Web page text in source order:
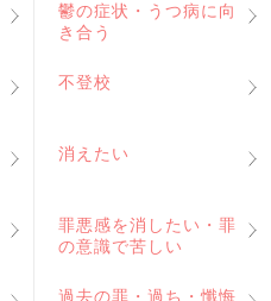
鬱の症状・うつ病に向
き合う
不登校
消えたい
罪悪感を消したい・罪
の意識で苦しい
過去の罪・過ち・懺悔